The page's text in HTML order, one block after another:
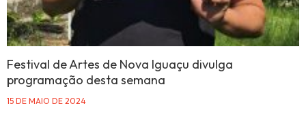
Festival de Artes de Nova Iguaçu divulga
programação desta semana
15 DE MAIO DE 2024